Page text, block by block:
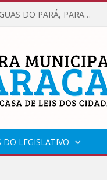
VEREADORES SE REUNÉM COM EMPRESA ÁGUAS DO PARÁ, PARA APRESENTAR REIVINDICAÇÕES E MELHORIAS NA QUALIDADE DOS SERVIÇOS OFERECIDOS Á POPULAÇÃO.
DO LEGISLATIVO